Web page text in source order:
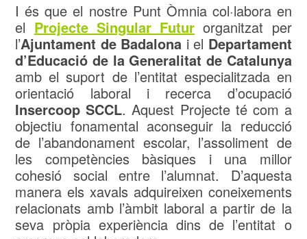
I és que el nostre Punt Òmnia col·labora en
el Projecte Singular Futur organitzat per
l’Ajuntament de Badalona i el Departament
d’Educació de la Generalitat de Catalunya
amb el suport de l’entitat especialitzada en
orientació laboral i recerca d’ocupació
Insercoop SCCL. Aquest Projecte té com a
objectiu fonamental aconseguir la reducció
de l’abandonament escolar, l’assoliment de
les competències bàsiques i una millor
cohesió social entre l’alumnat. D’aquesta
manera els xavals adquireixen coneixements
relacionats amb l’àmbit laboral a partir de la
seva pròpia experiència dins de l’entitat o